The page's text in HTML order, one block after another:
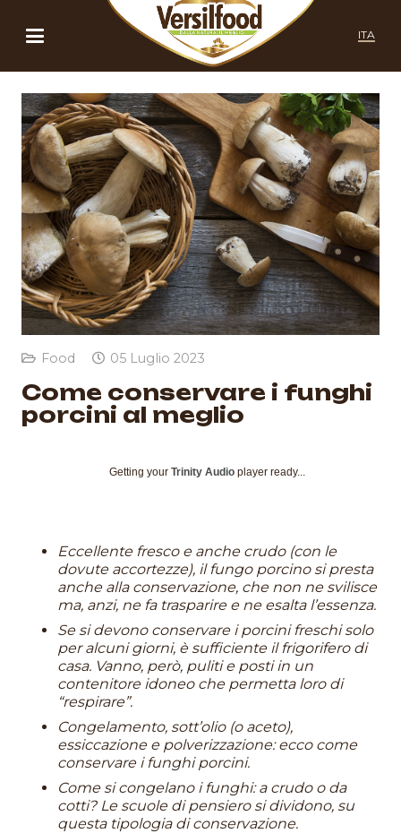
ITA
Food 05 Luglio 2023
Come conservare i funghi
porcini al meglio
Getting your Trinity Audio player ready...
Eccellente fresco e anche crudo (con le
dovute accortezze), il fungo porcino si presta
anche alla conservazione, che non ne svilisce
ma, anzi, ne fa trasparire e ne esalta l’essenza.
Se si devono conservare i porcini freschi solo
per alcuni giorni, è sufficiente il frigorifero di
casa. Vanno, però, puliti e posti in un
contenitore idoneo che permetta loro di
“respirare”.
Congelamento, sott’olio (o aceto),
essiccazione e polverizzazione: ecco come
conservare i funghi porcini.
Come si congelano i funghi: a crudo o da
cotti? Le scuole di pensiero si dividono, su
questa tipologia di conservazione.